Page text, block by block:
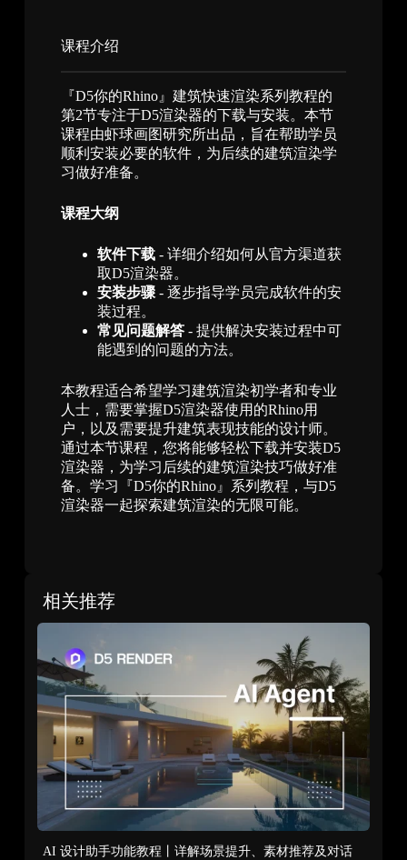
课程介绍​
『D5你的Rhino』建筑快速渲染系列教程的
第2节专注于D5渲染器的下载与安装。本节
课程由虾球画图研究所出品，旨在帮助学员
顺利安装必要的软件，为后续的建筑渲染学
习做好准备。
课程大纲
软件下载- 详细介绍如何从官方渠道获
取D5渲染器。
安装步骤- 逐步指导学员完成软件的安
装过程。
常见问题解答- 提供解决安装过程中可
能遇到的问题的方法。
本教程适合希望学习建筑渲染初学者和专业
人士，需要掌握D5渲染器使用的Rhino用
户，以及需要提升建筑表现技能的设计师。
通过本节课程，您将能够轻松下载并安装D5
渲染器，为学习后续的建筑渲染技巧做好准
备。学习『D5你的Rhino』系列教程，与D5
渲染器一起探索建筑渲染的无限可能。
相关推荐
AI 设计助手功能教程丨详解场景提升、素材推荐及对话